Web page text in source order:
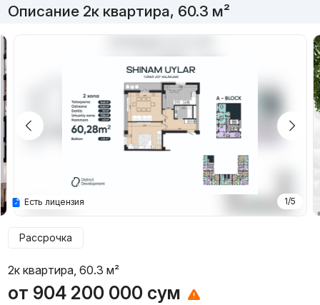
Описание 2к квартира, 60.3 м²
1/5
Есть лицензия
Рассрочка
2к квартира, 60.3 м²
от 904 200 000 сум